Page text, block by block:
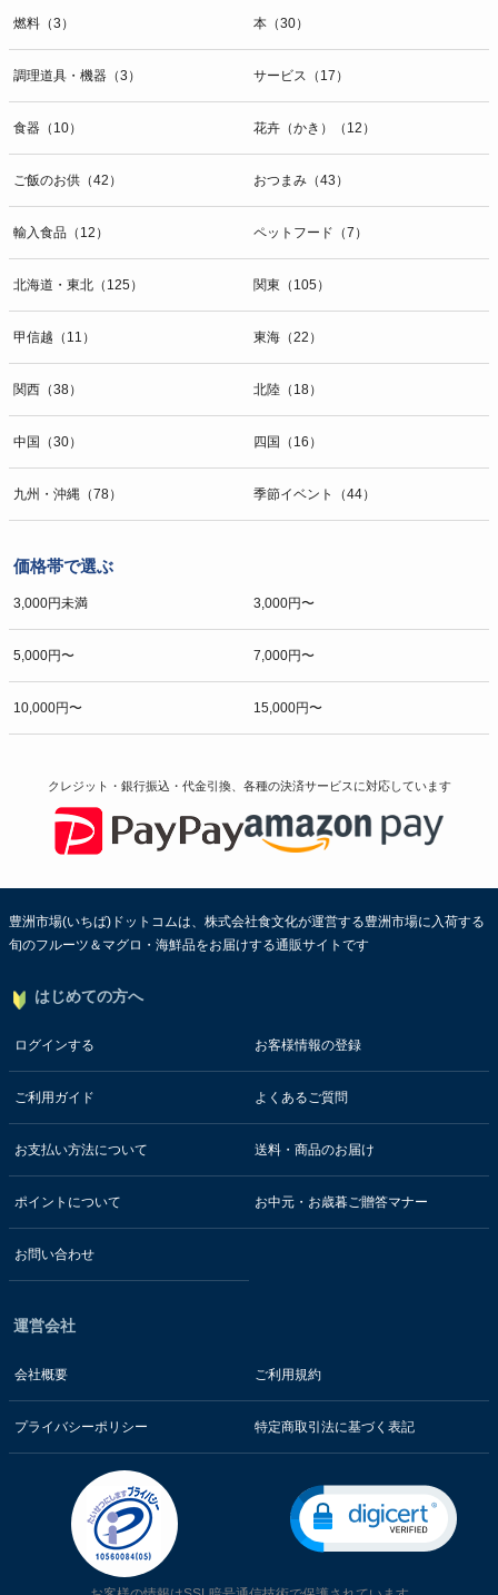
燃料（3） 本（30）
調理道具・機器（3） サービス（17）
食器（10） 花卉（かき）（12）
ご飯のお供（42） おつまみ（43）
輸入食品（12） ペットフード（7）
北海道・東北（125） 関東（105）
甲信越（11） 東海（22）
関西（38） 北陸（18）
中国（30） 四国（16）
九州・沖縄（78） 季節イベント（44）
価格帯で選ぶ
3,000円未満 3,000円〜
5,000円〜 7,000円〜
10,000円〜 15,000円〜
クレジット・銀行振込・代金引換、各種の決済サービスに対応しています
豊洲市場(いちば)ドットコムは、株式会社食文化が運営する豊洲市場に入荷する
旬のフルーツ＆マグロ・海鮮品をお届けする通販サイトです
はじめての方へ
ログインする お客様情報の登録
ご利用ガイド よくあるご質問
お支払い方法について 送料・商品のお届け
ポイントについて お中元・お歳暮ご贈答マナー
お問い合わせ
運営会社
会社概要 ご利用規約
プライバシーポリシー 特定商取引法に基づく表記